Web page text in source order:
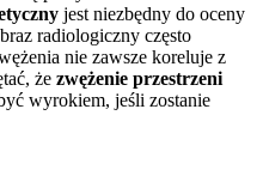
jest niezbędny do oceny
radiologiczny często
nie zawsze koreluje z
że zwężenie przestrzeni
wyrokiem, jeśli zostanie